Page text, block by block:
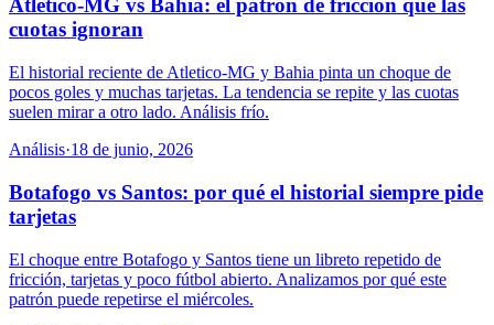
Atletico-MG vs Bahia: el patrón de fricción que las
cuotas ignoran
El historial reciente de Atletico-MG y Bahia pinta un choque de
pocos goles y muchas tarjetas. La tendencia se repite y las cuotas
suelen mirar a otro lado. Análisis frío.
Análisis·18 de junio, 2026
Botafogo vs Santos: por qué el historial siempre pide
tarjetas
El choque entre Botafogo y Santos tiene un libreto repetido de
fricción, tarjetas y poco fútbol abierto. Analizamos por qué este
patrón puede repetirse el miércoles.